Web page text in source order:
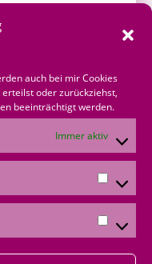
auch bei mir Cookies
oder zurückziehst,
beeinträchtigt werden.
Immer aktiv
an qualifizierten